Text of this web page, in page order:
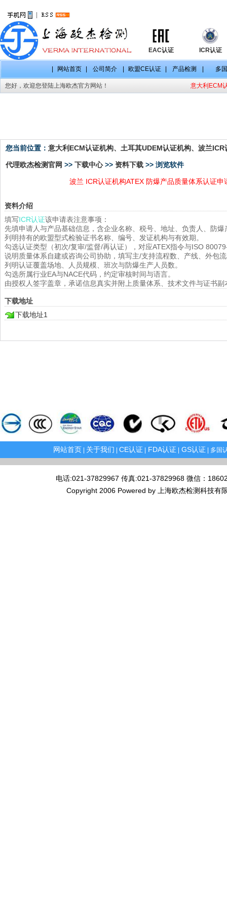
EAC认证 ICR认证
网站首页 公司简介 欧盟CE认证 产品检测 多
您好，欢迎您登陆上海欧杰官方网站！ 意大利ECM
您当前位置： 意大利ECM认证机构、土耳其UDEM认证机构、波兰
代理欧杰检测官网 >> 下载中心>> 资料下载 >> 浏览软件
波兰 ICR认证机构ATEX 防爆产品质量体系认证
资料介绍
填写ICR认证该申请表注意事项：
先填申请人与产品基础信息，含企业名称、税号、地址、负责人、防
列明持有的欧盟型式检验证书名称、编号、发证机构与有效期。
勾选认证类型（初次/复审/监督/再认证），对应ATEX指令与ISO
说明质量体系自建或咨询公司协助，填写主/支持流程数、产线、外包
列明认证覆盖场地、人员规模、班次与防爆生产人员数。
勾选所属行业EA与NACE代码，约定审核时间与语言。
由授权人签字盖章，承诺信息真实并附上质量体系、技术文件与证书副
下载地址
下载地址1
网站首页 关于我们 CE认证 FDA认证 GS认证 | 多国
电话:021-37829967 传真:021-37829968 微信：
Copyright 2006 Powered by 上海欧杰检测科技